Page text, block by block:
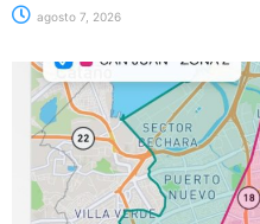
agosto 7, 2026